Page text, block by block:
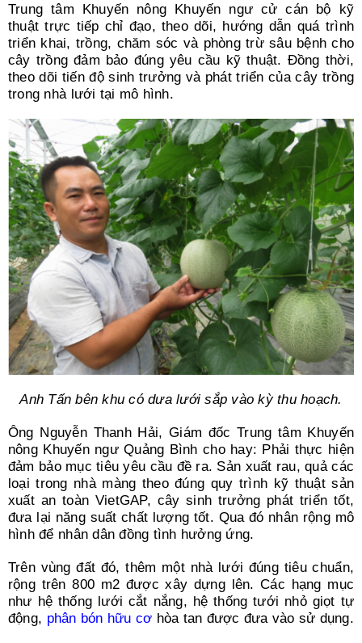
Trung tâm Khuyến nông Khuyến ngư cử cán bộ kỹ
thuật trực tiếp chỉ đạo, theo dõi, hướng dẫn quá trình
triển khai, trồng, chăm sóc và phòng trừ sâu bệnh cho
cây trồng đảm bảo đúng yêu cầu kỹ thuật. Đồng thời,
theo dõi tiến độ sinh trưởng và phát triển của cây trồng
trong nhà lưới tại mô hình.
Anh Tấn bên khu có dưa lưới sắp vào kỳ thu hoạch.
Ông Nguyễn Thanh Hải, Giám đốc Trung tâm Khuyến
nông Khuyến ngư Quảng Bình cho hay: Phải thực hiện
đảm bảo mục tiêu yêu cầu đề ra. Sản xuất rau, quả các
loại trong nhà màng theo đúng quy trình kỹ thuật sản
xuất an toàn VietGAP, cây sinh trưởng phát triển tốt,
đưa lại năng suất chất lượng tốt. Qua đó nhân rộng mô
hình để nhân dân đồng tình hưởng ứng.
Trên vùng đất đó, thêm một nhà lưới đúng tiêu chuẩn,
rộng trên 800 m2 được xây dựng lên. Các hạng mục
như hệ thống lưới cắt nắng, hệ thống tưới nhỏ giọt tự
động, phân bón hữu cơ hòa tan được đưa vào sử dụng.